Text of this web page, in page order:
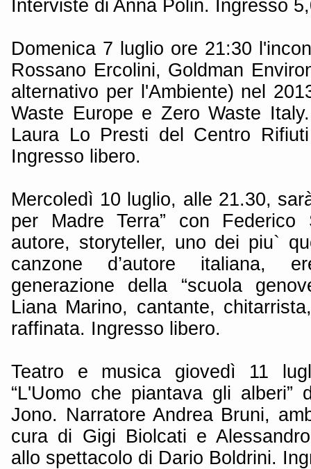
Interviste di Anna Polin. Ingresso
Domenica 7 luglio ore 21:30
Rossano Ercolini, Goldman
alternativo per l'Ambiente) nel
Waste Europe e Zero Waste
Laura Lo Presti del Centro
Ingresso libero.
Mercoledì 10 luglio, alle 21.30,
per Madre Terra” con Federico
autore, storyteller, uno dei piu`
canzone d’autore italiana,
generazione della “scuola
Liana Marino, cantante,
raffinata. Ingresso libero.
Teatro e musica giovedì 11
“L'Uomo che piantava gli alberi”
Jono. Narratore Andrea Bruni,
cura di Gigi Biolcati e
allo spettacolo di Dario Boldrini.